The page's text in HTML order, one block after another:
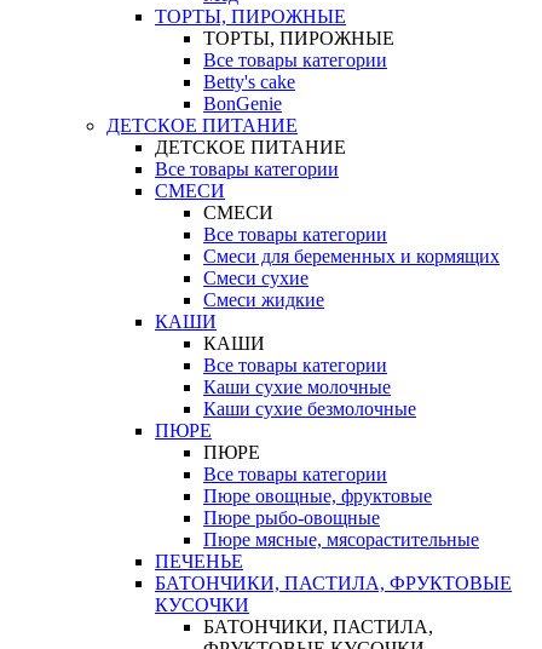
ТОРТЫ, ПИРОЖНЫЕ
ТОРТЫ, ПИРОЖНЫЕ
Все товары категории
Betty's cake
BonGenie
ДЕТСКОЕ ПИТАНИЕ
ДЕТСКОЕ ПИТАНИЕ
Все товары категории
СМЕСИ
СМЕСИ
Все товары категории
Смеси для беременных и кормящих
Смеси сухие
Смеси жидкие
КАШИ
КАШИ
Все товары категории
Каши сухие молочные
Каши сухие безмолочные
ПЮРЕ
ПЮРЕ
Все товары категории
Пюре овощные, фруктовые
Пюре рыбо-овощные
Пюре мясные, мясорастительные
ПЕЧЕНЬЕ
БАТОНЧИКИ, ПАСТИЛА, ФРУКТОВЫЕ
КУСОЧКИ
БАТОНЧИКИ, ПАСТИЛА,